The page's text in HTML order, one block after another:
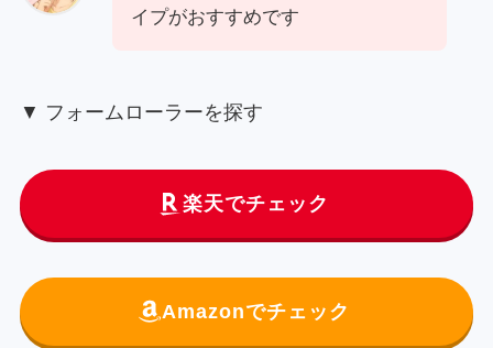
イプがおすすめです
▼ フォームローラーを探す
楽天でチェック
Amazonでチェック